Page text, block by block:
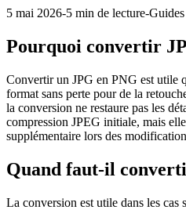
5 mai 2026-5 min de lecture-
Pourquoi convertir
Convertir un JPG en PNG est utile
format sans perte pour de la
la conversion ne restaure pas les
compression JPEG initiale, mais
supplémentaire lors des
Quand faut-il
La conversion est utile dans les cas